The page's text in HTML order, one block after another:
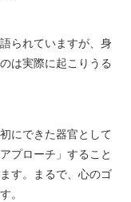
られていますが、身
は実際に起こりうる
にできた器官として
プローチ」すること
す。まるで、心のゴ
。